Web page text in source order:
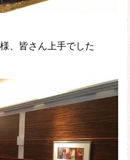
、皆さん上手でした